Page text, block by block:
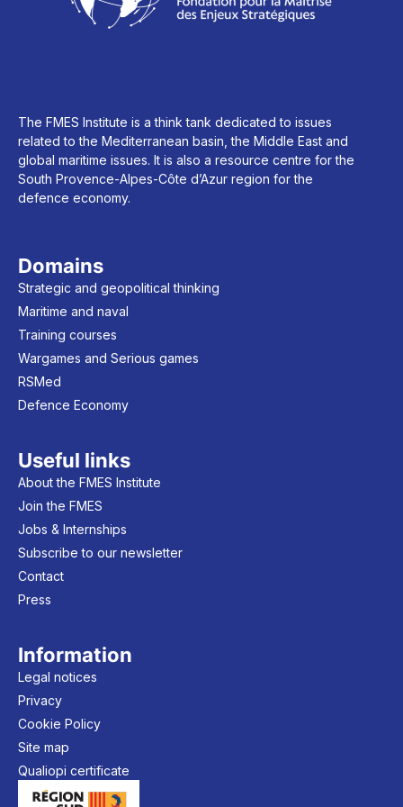
The FMES Institute is a think tank dedicated to issues
related to the Mediterranean basin, the Middle East and
global maritime issues. It is also a resource centre for the
South Provence-Alpes-Côte d’Azur region for the
defence economy.
Domains
Strategic and geopolitical thinking
Maritime and naval
Training courses
Wargames and Serious games
RSMed
Defence Economy
Useful links
About the FMES Institute
Join the FMES
Jobs & Internships
Subscribe to our newsletter
Contact
Press
Information
Legal notices
Privacy
Cookie Policy
Site map
Qualiopi certificate